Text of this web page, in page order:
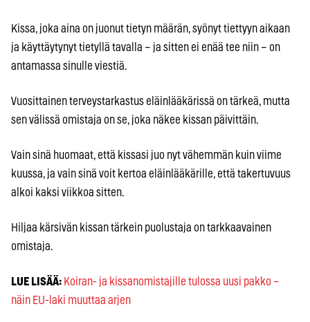
Kissa, joka aina on juonut tietyn määrän, syönyt tiettyyn aikaan
ja käyttäytynyt tietyllä tavalla – ja sitten ei enää tee niin – on
antamassa sinulle viestiä.
Vuosittainen terveystarkastus eläinlääkärissä on tärkeä, mutta
sen välissä omistaja on se, joka näkee kissan päivittäin.
Vain sinä huomaat, että kissasi juo nyt vähemmän kuin viime
kuussa, ja vain sinä voit kertoa eläinlääkärille, että takertuvuus
alkoi kaksi viikkoa sitten.
Hiljaa kärsivän kissan tärkein puolustaja on tarkkaavainen
omistaja.
LUE LISÄÄ: Koiran- ja kissanomistajille tulossa uusi pakko –
näin EU-laki muuttaa arjen